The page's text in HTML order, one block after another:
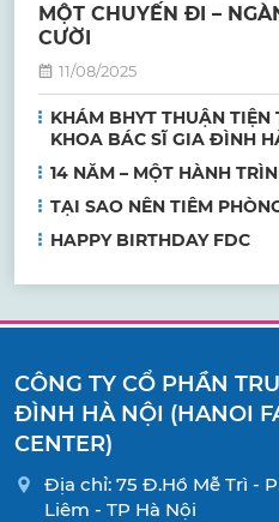
MỘT CHUYẾN ĐI –
CƯỜI
11/08/2025
KHÁM BHYT THUẬN
KHOA BÁC SĨ GIA ĐÌNH
14 NĂM – MỘT HÀNH
TẠI SAO NÊN TIÊM
HAPPY BIRTHDAY FDC
CÔNG TY CỔ PHẦN
ĐÌNH HÀ NỘI (HANOI
CENTER)
Địa chỉ: 75 Đ.Hồ Mễ Trì -
Liêm - TP Hà Nội